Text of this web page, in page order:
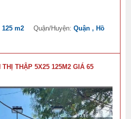
125 m2 Quận/Huyện:Quận , Hồ
THẬP 5X25 125M2 GIÁ 65